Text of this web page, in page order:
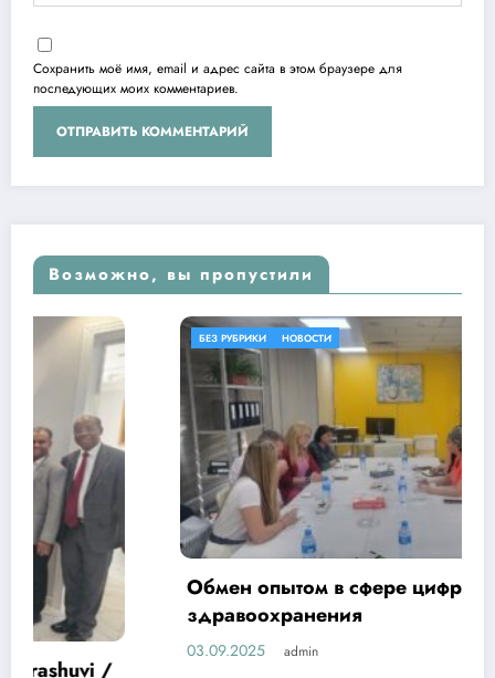
Сохранить моё имя, email и адрес сайта в этом браузере для
последующих моих комментариев.
Возможно, вы пропустили
БЕЗ РУБРИКИ НОВОСТИ
Обмен опытом в сфере цифровизации
здравоохранения
admin